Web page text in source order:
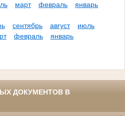
март февраль
январь
сентябрь август
июль
февраль
январь
ДОКУМЕНТОВ В